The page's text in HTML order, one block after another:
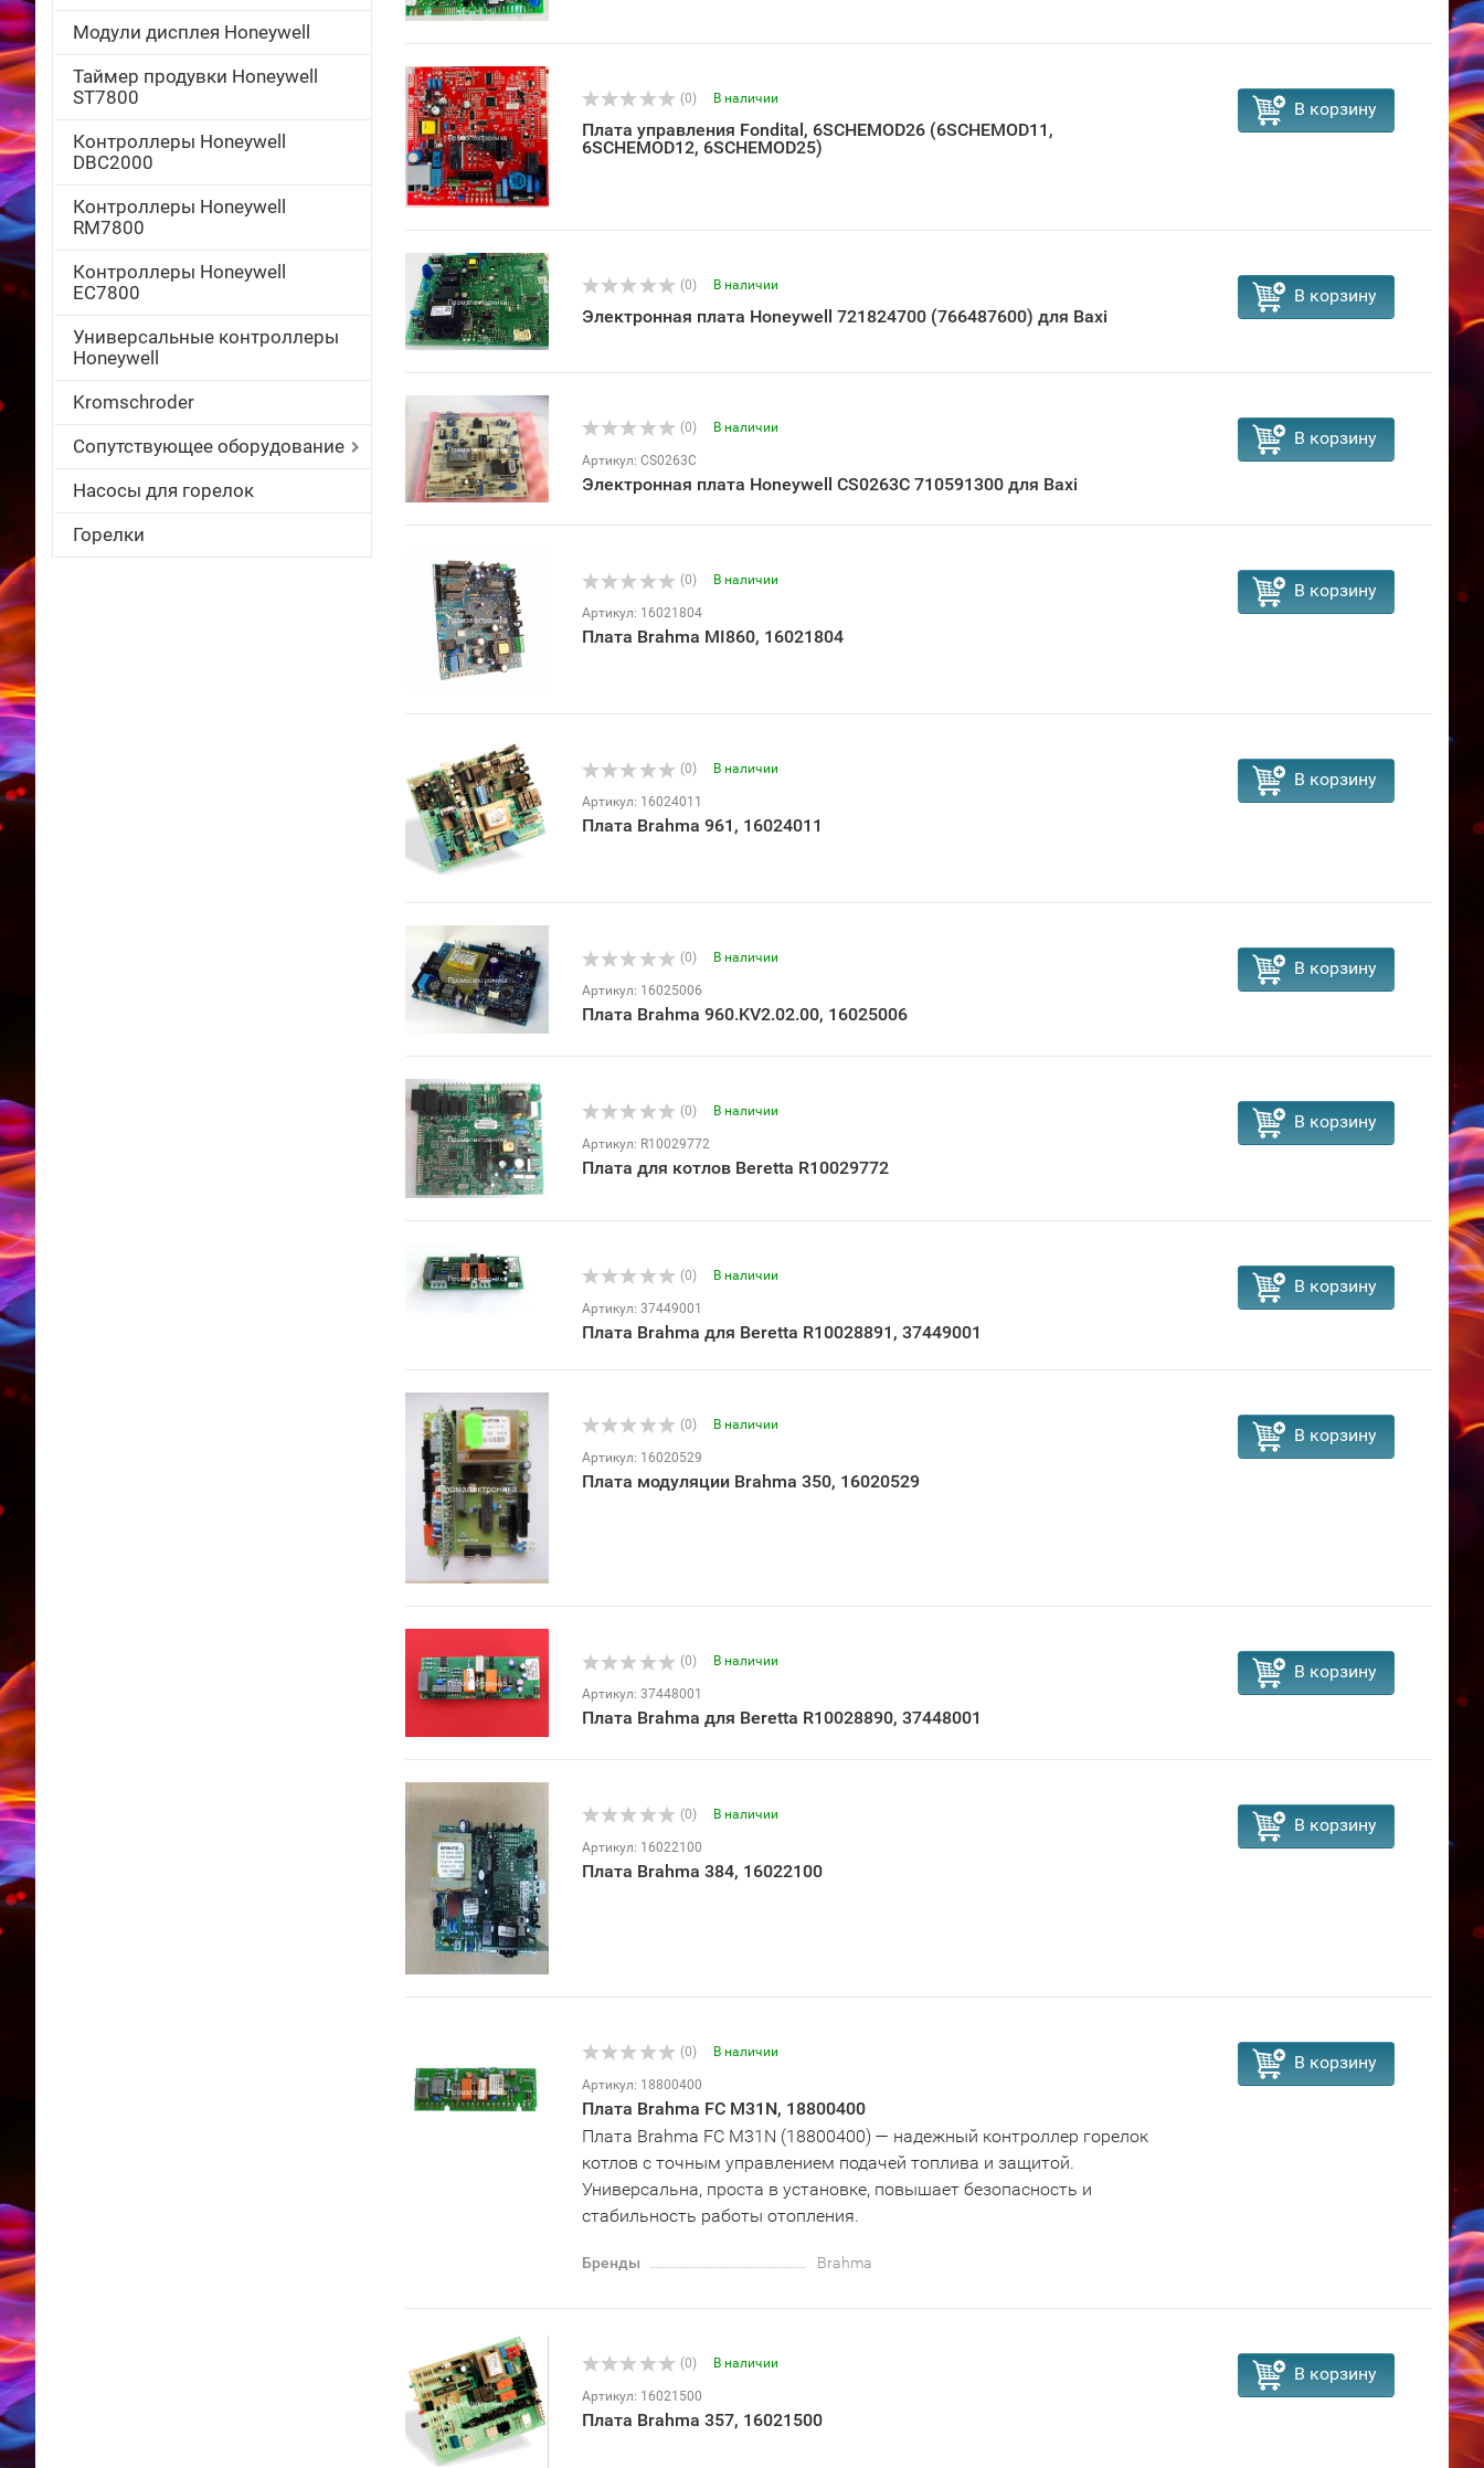
Модули дисплея Honeywell
Таймер продувки Honeywell
ST7800
Контроллеры Honeywell
DBC2000
Контроллеры Honeywell
RM7800
Контроллеры Honeywell
EC7800
Универсальные контроллеры
Honeywell
Kromschroder
Сопутствующее оборудование
Насосы для горелок
Горелки
(0) В наличии
Плата управления Fondital, 6SCHEMOD26 (6SCHEMOD11,
6SCHEMOD12, 6SCHEMOD25)
В корзину
(0) В наличии
Электронная плата Honeywell 721824700 (766487600) для Baxi
В корзину
(0) В наличии
Артикул: CS0263C
Электронная плата Honeywell CS0263C 710591300 для Baxi
В корзину
(0) В наличии
Артикул: 16021804
Плата Brahma MI860, 16021804
В корзину
(0) В наличии
Артикул: 16024011
Плата Brahma 961, 16024011
В корзину
(0) В наличии
Артикул: 16025006
Плата Brahma 960.KV2.02.00, 16025006
В корзину
(0) В наличии
Артикул: R10029772
Плата для котлов Beretta R10029772
В корзину
(0) В наличии
Артикул: 37449001
Плата Brahma для Beretta R10028891, 37449001
В корзину
(0) В наличии
Артикул: 16020529
Плата модуляции Brahma 350, 16020529
В корзину
(0) В наличии
Артикул: 37448001
Плата Brahma для Beretta R10028890, 37448001
В корзину
(0) В наличии
Артикул: 16022100
Плата Brahma 384, 16022100
В корзину
(0) В наличии
Артикул: 18800400
Плата Brahma FC M31N, 18800400
Плата Brahma FC M31N (18800400) — надежный контроллер горелок
котлов с точным управлением подачей топлива и защитой.
Универсальна, проста в установке, повышает безопасность и
стабильность работы отопления.
Бренды Brahma
В корзину
(0) В наличии
Артикул: 16021500
Плата Brahma 357, 16021500
В корзину